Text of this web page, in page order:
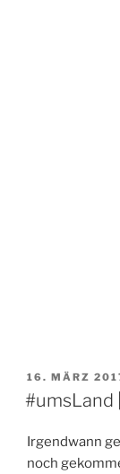
AM
16. MÄRZ
#umsLand
Irgendwann
noch